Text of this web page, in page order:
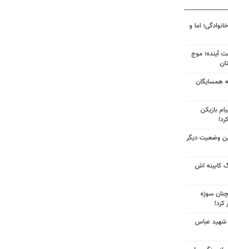
اما و
کشور در ۷۲ ساعت آینده؛ موج
همسایگان
بازیکن
وضعیت دیگر
کابینه اش
سوژه
کرد!
شهید عباس